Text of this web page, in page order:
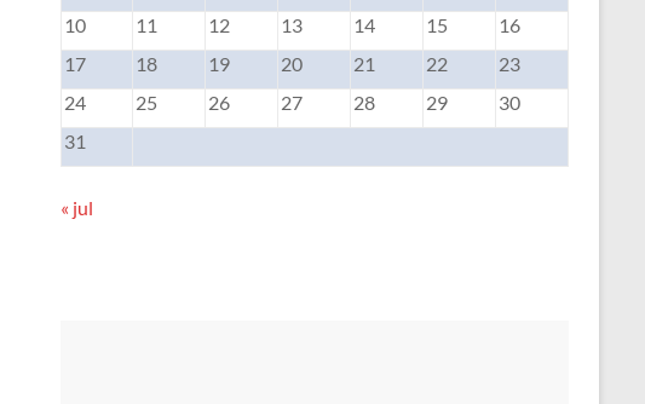
10
11 12 13 14 15
16
17
18 19 20 21 22
23
24
25 26 27 28 29
30
31
« jul